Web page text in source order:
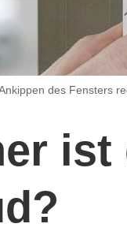
des Fensters
ist